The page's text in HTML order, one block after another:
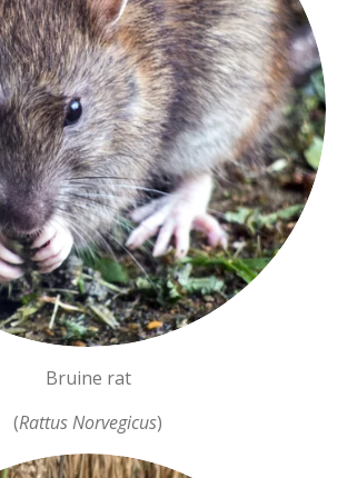
Bruine rat
(Rattus Norvegicus)